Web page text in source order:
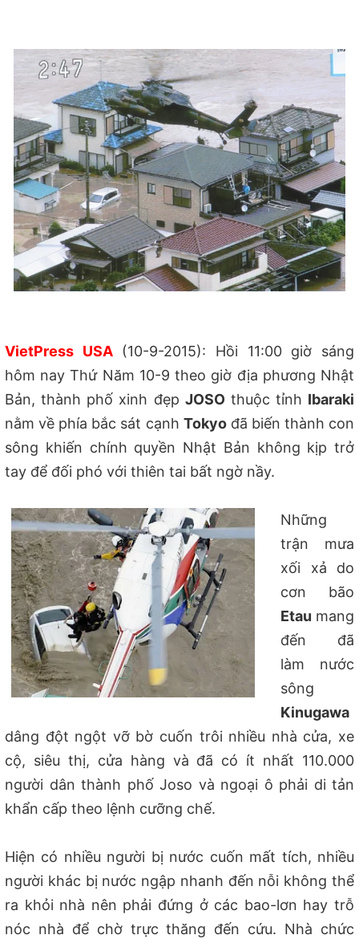
VietPress USA(10-9-2015): Hồi 11:00 giờ sáng
hôm nay Thứ Năm 10-9 theo giờ địa phương Nhật
Bản, thành phố xinh đẹp JOSO thuộc tỉnh Ibaraki
nằm về phía bắc sát cạnh Tokyođã biến thành con
sông khiến chính quyền Nhật Bản không kịp trở
tay để đối phó với thiên tai bất ngờ nầy.
Những
trận mưa
xối xả do
cơn bão
Etau mang
đến đã
làm nước
sông
Kinugawa
dâng đột ngột vỡ bờ cuốn trôi nhiều nhà cửa, xe
cộ, siêu thị, cửa hàng và đã có ít nhất 110.000
người dân thành phố Joso và ngoại ô phải di tản
khẩn cấp theo lệnh cưỡng chế.
Hiện có nhiều người bị nước cuốn mất tích, nhiều
người khác bị nước ngập nhanh đến nỗi không thể
ra khỏi nhà nên phải đứng ở các bao-lơn hay trỗ
nóc nhà để chờ trực thăng đến cứu. Nhà chức